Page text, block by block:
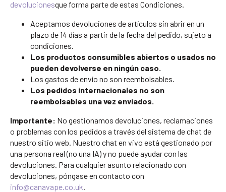
devolucionesque forma parte de estas Condiciones.
Aceptamos devoluciones de artículos sin abrir en un
plazo de 14 días a partir de la fecha del pedido, sujeto a
condiciones.
Los productos consumibles abiertos o usados no
pueden devolverse en ningún caso.
Los gastos de envío no son reembolsables.
Los pedidos internacionales no son
reembolsables una vez enviados.
Importante: No gestionamos devoluciones, reclamaciones
o problemas con los pedidos a través del sistema de chat de
nuestro sitio web. Nuestro chat en vivo está gestionado por
una persona real (no una IA) y no puede ayudar con las
devoluciones. Para cualquier asunto relacionado con
devoluciones, póngase en contacto con
info@canavape.co.uk.